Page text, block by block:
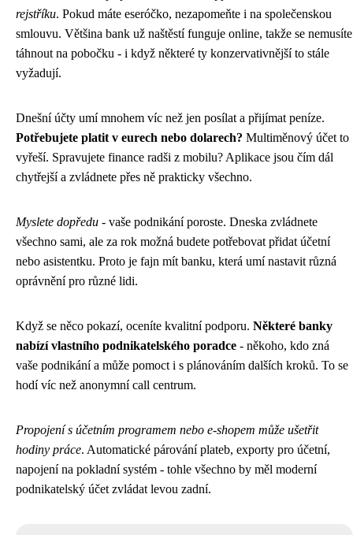
rejstříku. Pokud máte eseróčko, nezapomeňte i na společenskou
smlouvu. Většina bank už naštěstí funguje online, takže se nemusíte
táhnout na pobočku - i když některé ty konzervativnější to stále
vyžadují.
Dnešní účty umí mnohem víc než jen posílat a přijímat peníze.
Potřebujete platit v eurech nebo dolarech? Multiměnový účet to
vyřeší. Spravujete finance radši z mobilu? Aplikace jsou čím dál
chytřejší a zvládnete přes ně prakticky všechno.
Myslete dopředu - vaše podnikání poroste. Dneska zvládnete
všechno sami, ale za rok možná budete potřebovat přidat účetní
nebo asistentku. Proto je fajn mít banku, která umí nastavit různá
oprávnění pro různé lidi.
Když se něco pokazí, oceníte kvalitní podporu. Některé banky
nabízí vlastního podnikatelského poradce - někoho, kdo zná
vaše podnikání a může pomoct i s plánováním dalších kroků. To se
hodí víc než anonymní call centrum.
Propojení s účetním programem nebo e-shopem může ušetřit
hodiny práce. Automatické párování plateb, exporty pro účetní,
napojení na pokladní systém - tohle všechno by měl moderní
podnikatelský účet zvládat levou zadní.